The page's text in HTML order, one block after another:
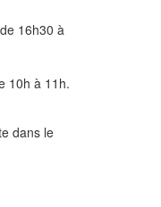
16h30 à
10h à 11h.
dans le